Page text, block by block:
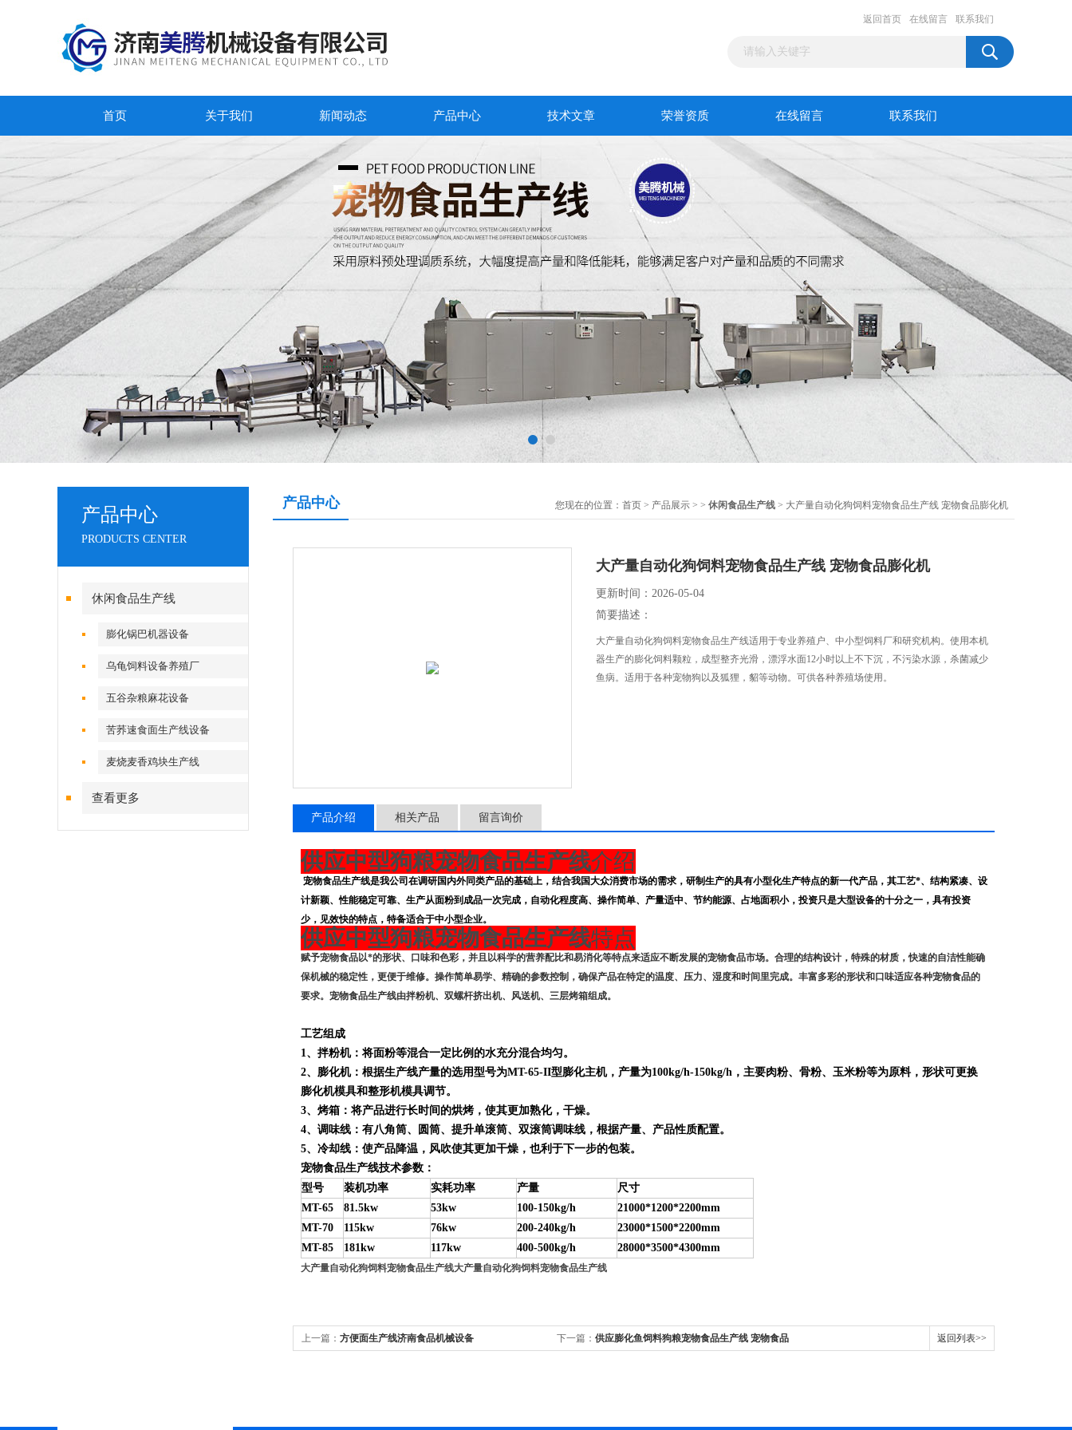
返回首页 在线留言 联系我们
首页 关于我们 新闻动态 产品中心 技术文章 荣誉资质 在线留言 联系我们
产品中心
PRODUCTS CENTER
休闲食品生产线
膨化锅巴机器设备
乌龟饲料设备养殖厂
五谷杂粮麻花设备
苦荞速食面生产线设备
麦烧麦香鸡块生产线
查看更多
产品中心 您现在的位置： 首页 > 产品展示 > > 休闲食品生产线 > 大产量自动化狗饲料宠物食品生产线 宠物食品膨化机
大产量自动化狗饲料宠物食品生产线 宠物食品膨化机
更新时间：2026-05-04
简要描述：
大产量自动化狗饲料宠物食品生产线适用于专业养殖户、中小型饲料厂和研究机构。使用本机
器生产的膨化饲料颗粒，成型整齐光滑，漂浮水面12小时以上不下沉，不污染水源，杀菌减少
鱼病。适用于各种宠物狗以及狐狸，貂等动物。可供各种养殖场使用。
产品介绍 相关产品 留言询价
供应中型狗粮宠物食品生产线介绍
宠物食品生产线是我公司在调研国内外同类产品的基础上，结合我国大众消费市场的需求，研制生产的具有小型化生产特点的新一代产品，其工艺*、结构紧凑、设
计新颖、性能稳定可靠、生产从面粉到成品一次完成，自动化程度高、操作简单、产量适中、节约能源、占地面积小，投资只是大型设备的十分之一，具有投资
少，见效快的特点，特备适合于中小型企业。
供应中型狗粮宠物食品生产线特点
赋予宠物食品以*的形状、口味和色彩，并且以科学的营养配比和易消化等特点来适应不断发展的宠物食品市场。合理的结构设计，特殊的材质，快速的自洁性能确
保机械的稳定性，更便于维修。操作简单易学、精确的参数控制，确保产品在特定的温度、压力、湿度和时间里完成。丰富多彩的形状和口味适应各种宠物食品的
要求。宠物食品生产线由拌粉机、双螺杆挤出机、风送机、三层烤箱组成。
工艺组成
1、拌粉机：将面粉等混合一定比例的水充分混合均匀。
2、膨化机：根据生产线产量的选用型号为MT-65-II型膨化主机，产量为100kg/h-150kg/h，主要肉粉、骨粉、玉米粉等为原料，形状可更换
膨化机模具和整形机模具调节。
3、烤箱：将产品进行长时间的烘烤，使其更加熟化，干燥。
4、调味线：有八角筒、圆筒、提升单滚筒、双滚筒调味线，根据产量、产品性质配置。
5、冷却线：使产品降温，风吹使其更加干燥，也利于下一步的包装。
宠物食品生产线技术参数：
型号
装机功率 实耗功率 产量
尺寸
MT-65
81.5kw 53kw 100-150kg/h
21000*1200*2200mm
MT-70
115kw 76kw 200-240kg/h
23000*1500*2200mm
MT-85
181kw 117kw 400-500kg/h 28000*3500*4300mm
大产量自动化狗饲料宠物食品生产线大产量自动化狗饲料宠物食品生产线
上一篇： 方便面生产线济南食品机械设备 下一篇： 供应膨化鱼饲料狗粮宠物食品生产线 宠物食品 返回列表>>